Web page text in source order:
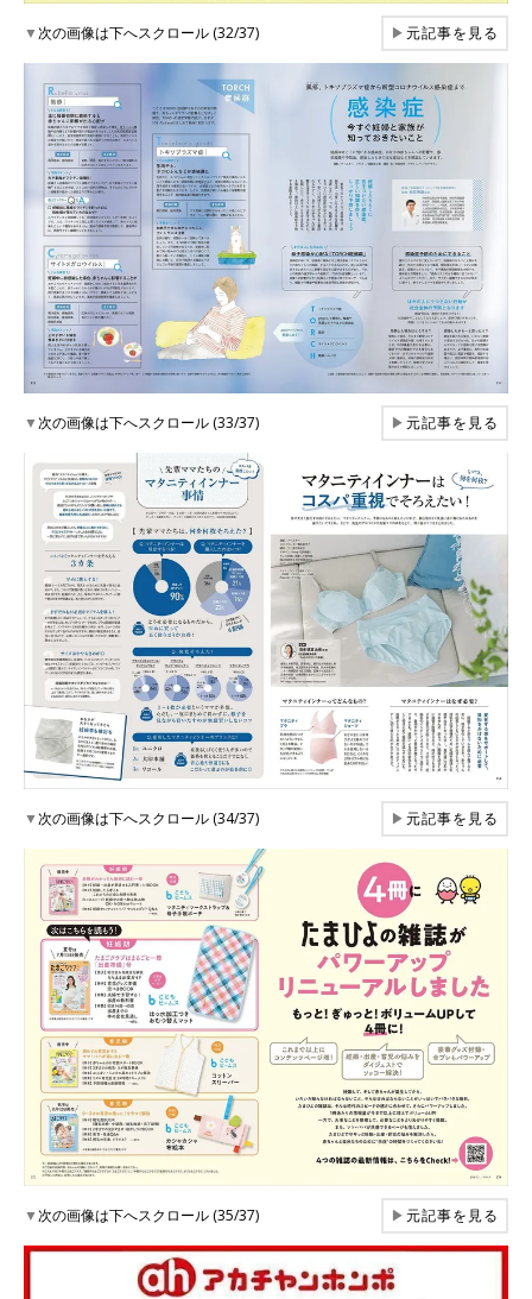
▼次の画像は下へスクロール (32/37) ▶元記事を見る
▼次の画像は下へスクロール (33/37) ▶元記事を見る
▼次の画像は下へスクロール (34/37) ▶元記事を見る
▼次の画像は下へスクロール (35/37) ▶元記事を見る